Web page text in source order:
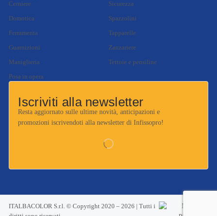
Cerniere
Domotica
Ferramenta
Guarnizioni
Maniglieria
Posa in opera
Sicurezza
Spazzolini
Tapparelle
Zanzariere
Tettoie e pensiline
Iscriviti alla newsletter
Resta aggiornato sulle ultime novità, anticipazioni e
promozioni iscrivendoti alla newsletter di Infissopro!
ITALBACOLOR S.r.l. © Copyright 2020 – 2026 | Tutti i